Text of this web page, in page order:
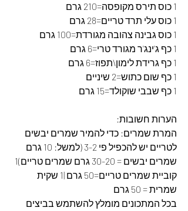
1 כוס תירס מקופסה=210 גרם
1 כוס עלי תרד טריים=28 גרם
1 כוס גבינה צהובה מגורדת=100 גרם
1 כף ג'ינג'ר מגורד טרי=6 גרם
1 כף גרידת לימון\תפוז=6 גרם
1 כף שום כתוש=2 שיניים
1 כף שבבי שוקולד=15 גרם
הערות חשובות:
המרת שמרים: כדי להמיר שמרים יבשים
לטריים יש להכפיל פי 3-2 (למשל: 10 גרם
קוביית שמרים טריים=50 גרם |1 שקית
שמרית = 50 גרם
בכל המתכונים מומלץ להשתמש בביצים